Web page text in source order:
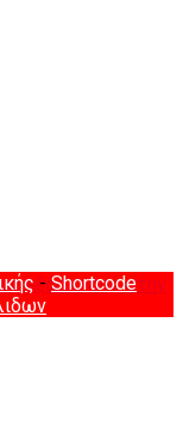
εξάσκησης στην
-Shortcode